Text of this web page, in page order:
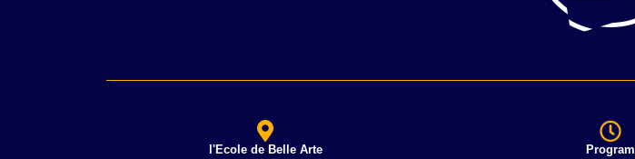
l'Ecole de Belle Arte
Program